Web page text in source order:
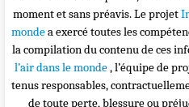
moment et sans préavis. Le projet
mondea exercé toutes les
la compilation du contenu de ces
l’air dans le monde, l’équipe de
tenus responsables,
de toute perte, blessure ou